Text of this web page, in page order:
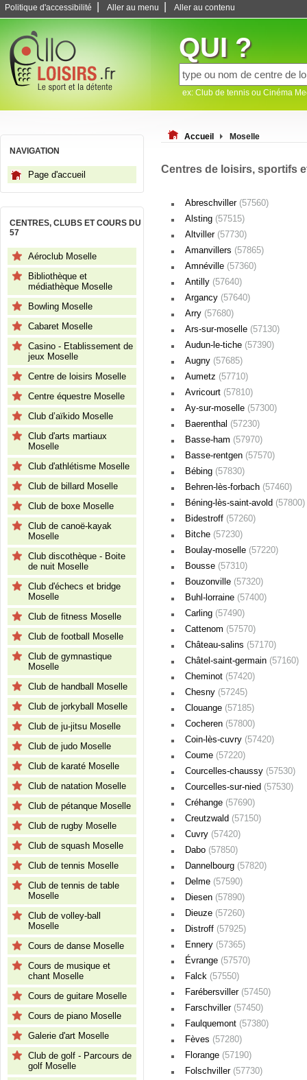
Politique d'accessibilité Aller au menu Aller au contenu
QUI ?
ex: Club de tennis ou Cinéma
NAVIGATION
Page d'accueil
CENTRES, CLUBS ET COURS DU
57
Aéroclub Moselle
Bibliothèque et
médiathèque Moselle
Bowling Moselle
Cabaret Moselle
Casino - Etablissement de
jeux Moselle
Centre de loisirs Moselle
Centre équestre Moselle
Club d’aïkido Moselle
Club d'arts martiaux
Moselle
Club d'athlétisme Moselle
Club de billard Moselle
Club de boxe Moselle
Club de canoë-kayak
Moselle
Club discothèque - Boite
de nuit Moselle
Club d'échecs et bridge
Moselle
Club de fitness Moselle
Club de football Moselle
Club de gymnastique
Moselle
Club de handball Moselle
Club de jorkyball Moselle
Club de ju-jitsu Moselle
Club de judo Moselle
Club de karaté Moselle
Club de natation Moselle
Club de pétanque Moselle
Club de rugby Moselle
Club de squash Moselle
Club de tennis Moselle
Club de tennis de table
Moselle
Club de volley-ball
Moselle
Cours de danse Moselle
Cours de musique et
chant Moselle
Cours de guitare Moselle
Cours de piano Moselle
Galerie d'art Moselle
Club de golf - Parcours de
golf Moselle
Accueil Moselle
Centres de loisirs, sportifs
Abreschviller (57560)
Alsting (57515)
Altviller (57730)
Amanvillers (57865)
Amnéville (57360)
Antilly (57640)
Argancy (57640)
Arry (57680)
Ars-sur-moselle (57130)
Audun-le-tiche (57390)
Augny (57685)
Aumetz (57710)
Avricourt (57810)
Ay-sur-moselle (57300)
Baerenthal (57230)
Basse-ham (57970)
Basse-rentgen (57570)
Bébing (57830)
Behren-lès-forbach (57460)
Béning-lès-saint-avold (57800)
Bidestroff (57260)
Bitche (57230)
Boulay-moselle (57220)
Bousse (57310)
Bouzonville (57320)
Buhl-lorraine (57400)
Carling (57490)
Cattenom (57570)
Château-salins (57170)
Châtel-saint-germain (57160)
Cheminot (57420)
Chesny (57245)
Clouange (57185)
Cocheren (57800)
Coin-lès-cuvry (57420)
Coume (57220)
Courcelles-chaussy (57530)
Courcelles-sur-nied (57530)
Créhange (57690)
Creutzwald (57150)
Cuvry (57420)
Dabo (57850)
Dannelbourg (57820)
Delme (57590)
Diesen (57890)
Dieuze (57260)
Distroff (57925)
Ennery (57365)
Évrange (57570)
Falck (57550)
Farébersviller (57450)
Farschviller (57450)
Faulquemont (57380)
Fèves (57280)
Florange (57190)
Folschviller (57730)